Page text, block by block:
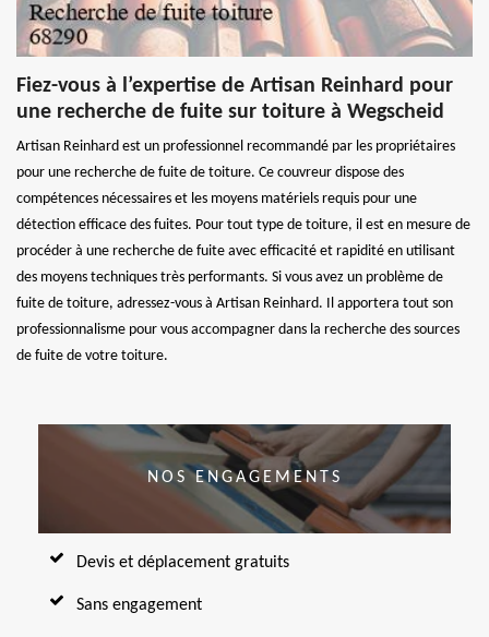
Fiez-vous à l’expertise de Artisan Reinhard pour
une recherche de fuite sur toiture à Wegscheid
Artisan Reinhard est un professionnel recommandé par les propriétaires
pour une recherche de fuite de toiture. Ce couvreur dispose des
compétences nécessaires et les moyens matériels requis pour une
détection efficace des fuites. Pour tout type de toiture, il est en mesure de
procéder à une recherche de fuite avec efficacité et rapidité en utilisant
des moyens techniques très performants. Si vous avez un problème de
fuite de toiture, adressez-vous à Artisan Reinhard. Il apportera tout son
professionnalisme pour vous accompagner dans la recherche des sources
de fuite de votre toiture.
NOS ENGAGEMENTS
Devis et déplacement gratuits
Sans engagement